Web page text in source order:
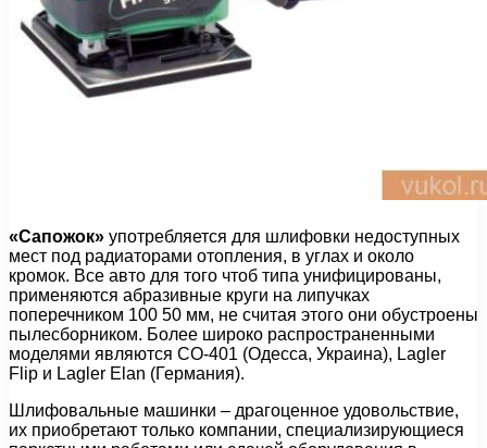
«Сапожок» употребляется для шлифовки недоступных
мест под радиаторами отопления, в углах и около
кромок. Все авто для того чтоб типа унифицированы,
применяются абразивные круги на липучках
поперечником 100 50 мм, не считая этого они обустроены
пылесборником. Более широко распространенными
моделями являются СО-401 (Одесса, Украина), Lagler
Flip и Lagler Elan (Германия).
Шлифовальные машинки – драгоценное удовольствие,
их приобретают только компании, специализирующиеся